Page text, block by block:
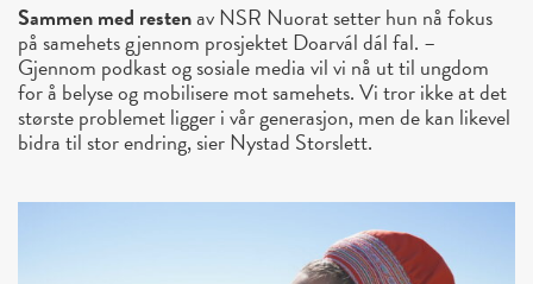
Sammen med restenav NSR Nuorat setter hun nå fokus
på samehets gjennom prosjektet Doarvál dál fal. –
Gjennom podkast og sosiale media vil vi nå ut til ungdom
for å belyse og mobilisere mot samehets. Vi tror ikke at det
største problemet ligger i vår generasjon, men de kan likevel
bidra til stor endring, sier Nystad Storslett.